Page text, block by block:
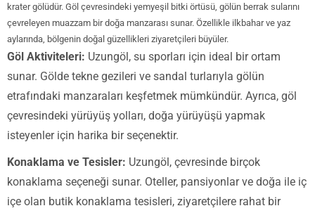
krater gölüdür. Göl çevresindeki yemyeşil bitki örtüsü, gölün berrak sularını
çevreleyen muazzam bir doğa manzarası sunar. Özellikle ilkbahar ve yaz
aylarında, bölgenin doğal güzellikleri ziyaretçileri büyüler.
Göl Aktiviteleri: Uzungöl, su sporları için ideal bir ortam
sunar. Gölde tekne gezileri ve sandal turlarıyla gölün
etrafındaki manzaraları keşfetmek mümkündür. Ayrıca, göl
çevresindeki yürüyüş yolları, doğa yürüyüşü yapmak
isteyenler için harika bir seçenektir.
Konaklama ve Tesisler: Uzungöl, çevresinde birçok
konaklama seçeneği sunar. Oteller, pansiyonlar ve doğa ile iç
içe olan butik konaklama tesisleri, ziyaretçilere rahat bir